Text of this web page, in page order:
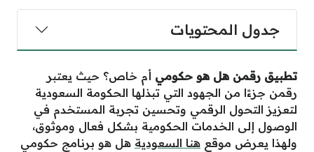
جدول المحتويات
تطبيق رقمن هل هو حكومي أم خاص؟ حيث يعتبر
رقمن جزءًا من الجهود التي تبذلها الحكومة السعودية
لتعزيز التحول الرقمي وتحسين تجربة المستخدم في
الوصول إلى الخدمات الحكومية بشكل فعال وموثوق،
ولهذا يعرض موقع هنا السعودية هل هو برنامج حكومي